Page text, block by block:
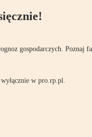
gospodarczych. Poznaj
w pro.rp.pl.